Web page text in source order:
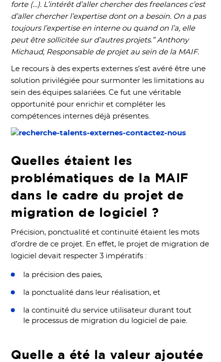
forte (…). L’intérêt d’aller chercher des freelances c’est
d’aller chercher l’expertise dont on a besoin. On a pas
toujours l’expertise en interne ou quand on l’a, elle
peut être sollicitée sur d’autres projets.” Anthony
Michaud, Responsable de projet au sein de la MAIF.
Le recours à des experts externes s’est avéré être une
solution privilégiée pour surmonter les limitations au
sein des équipes salariées. Ce fut une véritable
opportunité pour enrichir et compléter les
compétences internes déjà présentes.
Quelles étaient les
problématiques de la MAIF
dans le cadre du projet de
migration de logiciel ?
Précision, ponctualité et continuité étaient les mots
d’ordre de ce projet. En effet, le projet de migration de
logiciel devait respecter 3 impératifs :
la précision des paies,
la ponctualité dans leur réalisation, et
la continuité du service utilisateur durant tout
le processus de migration du logiciel de paie.
Quelle a été la valeur ajoutée